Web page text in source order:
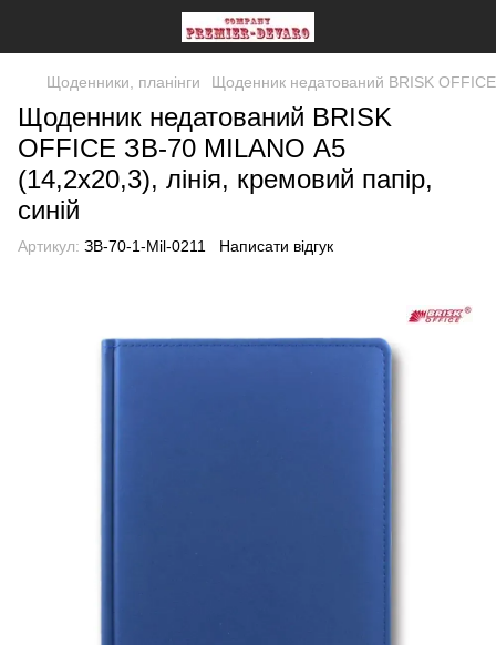
Щоденники, планінги Щоденник недатований BRISK
Щоденник недатований BRISK
OFFICE ЗВ-70 MILANO А5
(14,2х20,3), лінія, кремовий папір,
синій
Артикул: ЗВ-70-1-Мil-0211 Написати відгук